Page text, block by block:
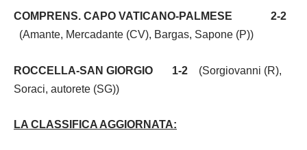
COMPRENS. CAPO VATICANO-PALMESE 2-2
(Amante, Mercadante (CV), Bargas, Sapone (P))
ROCCELLA-SAN GIORGIO 1-2
(Sorgiovanni (R),
Soraci, autorete (SG))
LA CLASSIFICA AGGIORNATA: